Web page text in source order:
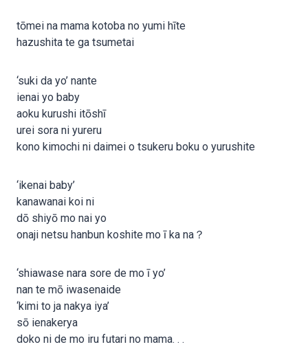
tōmei na mama kotoba no yumi hīte
hazushita te ga tsumetai
‘suki da yo’ nante
ienai yo baby
aoku kurushi itōshī
urei sora ni yureru
kono kimochi ni daimei o tsukeru boku o yurushite
‘ikenai baby’
kanawanai koi ni
dō shiyō mo nai yo
onaji netsu hanbun koshite mo ī ka na？
‘shiawase nara sore de mo ī yo’
nan te mō iwasenaide
‘kimi to ja nakya iya’
sō ienakerya
doko ni de mo iru futari no mama. . .